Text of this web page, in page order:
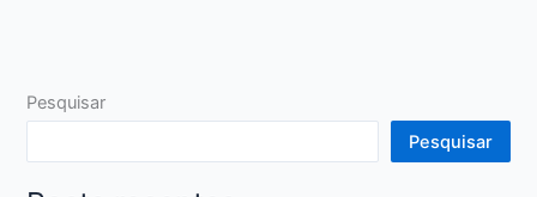
Pesquisar
Pesquisar